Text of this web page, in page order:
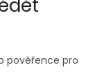
pověřence pro